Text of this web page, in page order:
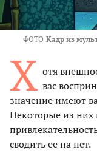
ФОТО Кадр из
Х отя
вас
значение имеют
Некоторые из них
сводить ее на нет.